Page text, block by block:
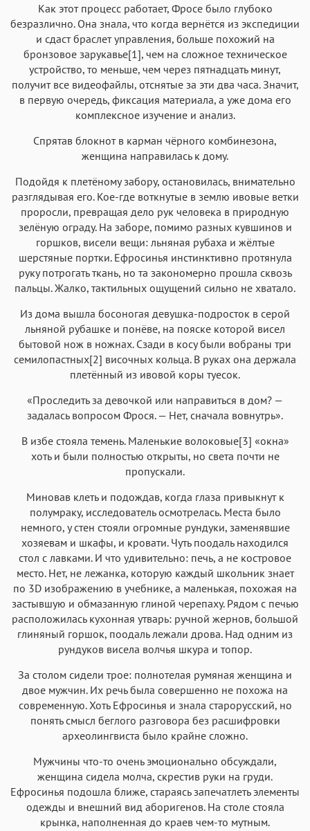
Как этот процесс работает, Фросе было глубоко
безразлично. Она знала, что когда вернётся из экспедиции
и сдаст браслет управления, больше похожий на
бронзовое зарукавье[1], чем на сложное техническое
устройство, то меньше, чем через пятнадцать минут,
получит все видеофайлы, отснятые за эти два часа. Значит,
в первую очередь, фиксация материала, а уже дома его
комплексное изучение и анализ.
Спрятав блокнот в карман чёрного комбинезона,
женщина направилась к дому.
Подойдя к плетёному забору, остановилась, внимательно
разглядывая его. Кое-где воткнутые в землю ивовые ветки
проросли, превращая дело рук человека в природную
зелёную ограду. На заборе, помимо разных кувшинов и
горшков, висели вещи: льняная рубаха и жёлтые
шерстяные портки. Ефросинья инстинктивно протянула
руку потрогать ткань, но та закономерно прошла сквозь
пальцы. Жалко, тактильных ощущений сильно не хватало.
Из дома вышла босоногая девушка-подросток в серой
льняной рубашке и понёве, на пояске которой висел
бытовой нож в ножнах. Сзади в косу были вобраны три
семилопастных[2] височных кольца. В руках она держала
плетённый из ивовой коры туесок.
«Проследить за девочкой или направиться в дом? —
задалась вопросом Фрося. — Нет, сначала вовнутрь».
В избе стояла темень. Маленькие волоковые[3] «окна»
хоть и были полностью открыты, но света почти не
пропускали.
Миновав клеть и подождав, когда глаза привыкнут к
полумраку, исследователь осмотрелась. Места было
немного, у стен стояли огромные рундуки, заменявшие
хозяевам и шкафы, и кровати. Чуть поодаль находился
стол с лавками. И что удивительно: печь, а не костровое
место. Нет, не лежанка, которую каждый школьник знает
по 3D изображению в учебнике, а маленькая, похожая на
застывшую и обмазанную глиной черепаху. Рядом с печью
расположилась кухонная утварь: ручной жернов, большой
глиняный горшок, поодаль лежали дрова. Над одним из
рундуков висела волчья шкура и топор.
За столом сидели трое: полнотелая румяная женщина и
двое мужчин. Их речь была совершенно не похожа на
современную. Хоть Ефросинья и знала старорусский, но
понять смысл беглого разговора без расшифровки
археолингвиста было крайне сложно.
Мужчины что-то очень эмоционально обсуждали,
женщина сидела молча, скрестив руки на груди.
Ефросинья подошла ближе, стараясь запечатлеть элементы
одежды и внешний вид аборигенов. На столе стояла
крынка, наполненная до краев чем-то мутным.